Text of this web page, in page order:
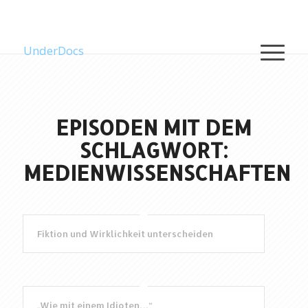
UnderDocs
EPISODEN MIT DEM
SCHLAGWORT:
MEDIENWISSENSCHAFTEN
Fiktion und Wirklichkeit unterscheiden
„Wie mit einem Idioten…“